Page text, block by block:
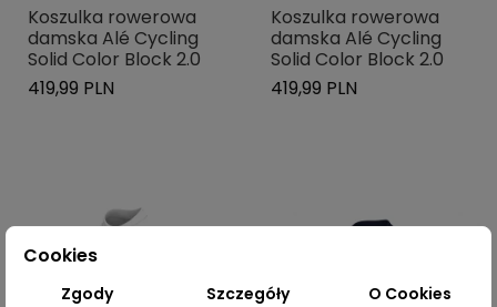
Koszulka rowerowa
damska Alé Cycling
Solid Color Block 2.0
419,99 PLN
Koszulka rowerowa
damska Alé Cycling
Solid Color Block 2.0
419,99 PLN
Cookies
Zgody Szczegóły O Cookies